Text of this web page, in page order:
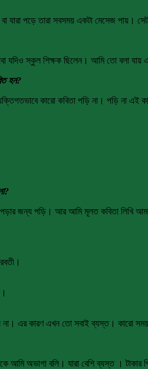
যারা পড়ে তারা সবসময় একটা মেসেজ পায়।
যদিও স্কুল শিক্ষক ছিলেন। আমি তো বলা যায়
হন?
কারো কবিতা পড়ি না। পড়ি না
জন্য পড়ি। আর আমি মূলত কবিতা লিখি
এর কারণ এখন তো সবাই ব্যস্ত। কারো
আমি অভাগা বলি। যারা বেশি ব্যস্ত ।